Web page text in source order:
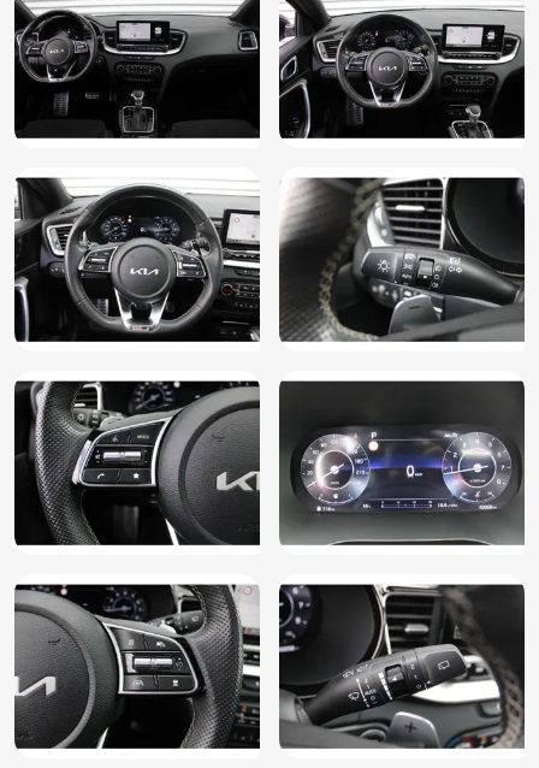
Voorstoelen verwarmd
Achteruitrij assistent
Bestuurdersairbag
Bluetooth telefoonvoorbereiding
Electronic climate controle
Extra getint glas
Hoofd airbag(s) achter
Hoofd airbag(s) voor
Passagiersairbag
Lichtmetalen velgen 18"
Metaalkleur